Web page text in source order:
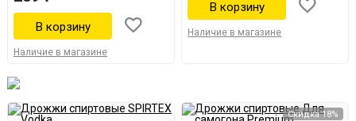
Наличие в магазине
Наличие в магазине
Скидка 18%